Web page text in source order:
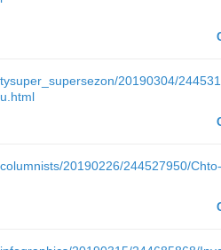
20190304/
20190226/244527950/